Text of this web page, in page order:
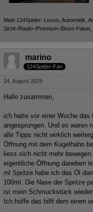
324,86 kB, 1.200×1.600, 2.464
Mein 124Spider: Lusso, Automatik,
Sicht-/Radio-/Premium-/Bose-
marino
124Spider-Fan
14. August 2025
Hallo zusammen,
ich hatte vor einer Woche
angesprungen. Und es waren
alle Tipps nicht wirklich
Öffnung mit dem Kugelhahn
liess sich nicht mehr
eigentliche Öffnung daneben
ml Spritze habe ich das Öl
100ml. Die Nase der Spritze
ist mein Schmuckstück
Ich hoffe das hilft dem einen